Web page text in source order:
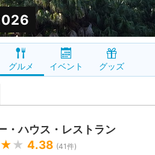
グルメ イベント グッズ
・ハウス・レストラン
★ 4.38 (41件)